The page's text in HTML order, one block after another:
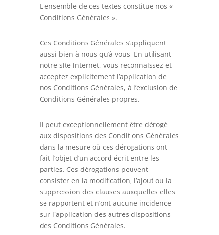
L'ensemble de ces textes constitue nos «
Conditions Générales ».
Ces Conditions Générales s’appliquent
aussi bien à nous qu’à vous. En utilisant
notre site internet, vous reconnaissez et
acceptez explicitement l’application de
nos Conditions Générales, à l’exclusion de
Conditions Générales propres.
Il peut exceptionnellement être dérogé
aux dispositions des Conditions Générales
dans la mesure où ces dérogations ont
fait l’objet d’un accord écrit entre les
parties. Ces dérogations peuvent
consister en la modification, l’ajout ou la
suppression des clauses auxquelles elles
se rapportent et n’ont aucune incidence
sur l'application des autres dispositions
des Conditions Générales.